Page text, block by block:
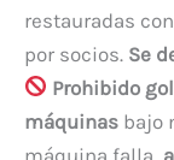
restauradas
por socios. Se
Prohibido
máquinas bajo
máquina falla,